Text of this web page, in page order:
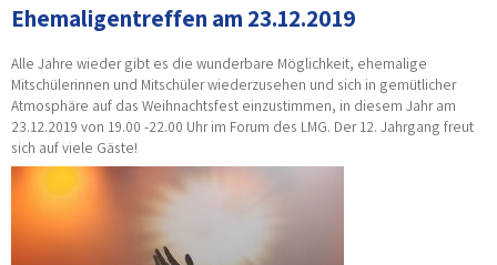
Ehemaligentreffen am 23.12.2019
Alle Jahre wieder gibt es die wunderbare Möglichkeit, ehemalige
Mitschülerinnen und Mitschüler wiederzusehen und sich in gemütlicher
Atmosphäre auf das Weihnachtsfest einzustimmen, in diesem Jahr am
23.12.2019 von 19.00 -22.00 Uhr im Forum des LMG. Der 12. Jahrgang freut
sich auf viele Gäste!